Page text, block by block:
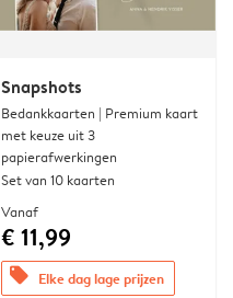
Snapshots
Bedankkaarten | Premium kaart
met keuze uit 3
papierafwerkingen
Set van 10 kaarten
Vanaf
€ 11,99
offers Elke dag lage prijzen